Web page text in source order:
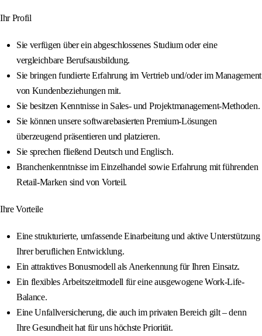
Ihr Profil
Sie verfügen über ein abgeschlossenes Studium oder eine
vergleichbare Berufsausbildung.
Sie bringen fundierte Erfahrung im Vertrieb und/oder im Management
von Kundenbeziehungen mit.
Sie besitzen Kenntnisse in Sales- und Projektmanagement-Methoden.
Sie können unsere softwarebasierten Premium-Lösungen
überzeugend präsentieren und platzieren.
Sie sprechen fließend Deutsch und Englisch.
Branchenkenntnisse im Einzelhandel sowie Erfahrung mit führenden
Retail-Marken sind von Vorteil.
Ihre Vorteile
Eine strukturierte, umfassende Einarbeitung und aktive Unterstützung
Ihrer beruflichen Entwicklung.
Ein attraktives Bonusmodell als Anerkennung für Ihren Einsatz.
Ein flexibles Arbeitszeitmodell für eine ausgewogene Work-Life-
Balance.
Eine Unfallversicherung, die auch im privaten Bereich gilt – denn
Ihre Gesundheit hat für uns höchste Priorität.